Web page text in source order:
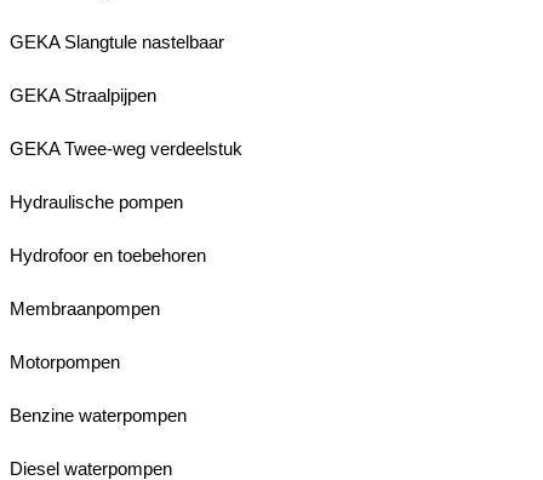
GEKA Slangtule nastelbaar
GEKA Straalpijpen
GEKA Twee-weg verdeelstuk
Hydraulische pompen
Hydrofoor en toebehoren
Membraanpompen
Motorpompen
Benzine waterpompen
Diesel waterpompen